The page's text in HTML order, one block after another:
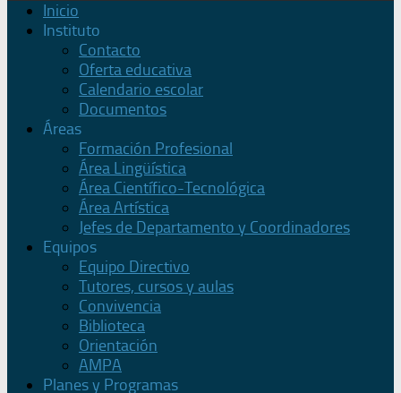
Inicio
Instituto
Contacto
Oferta educativa
Calendario escolar
Documentos
Áreas
Formación Profesional
Área Lingüística
Área Científico-Tecnológica
Área Artística
Jefes de Departamento y Coordinadores
Equipos
Equipo Directivo
Tutores, cursos y aulas
Convivencia
Biblioteca
Orientación
AMPA
Planes y Programas